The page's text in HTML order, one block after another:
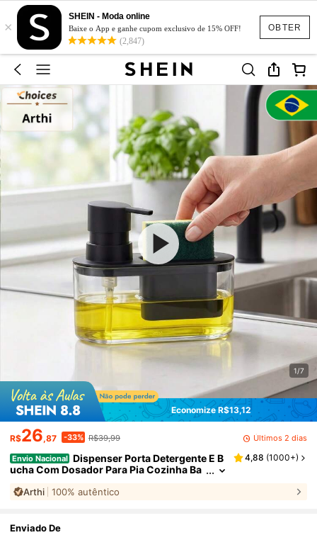
OBTER
×
SHEIN - Moda online
Baixe o App e ganhe cupom exclusivo de 15% OFF!
(2,847)
1/7
Economize R$13,12
R$26,87 -33% R$39,99 Últimos 2 dias
Envio Nacional Dispenser Porta Detergente E B
ucha Com Dosador Para Pia Cozinha Ba
4,88 (1000+)
Arthi 100% autêntico
Enviado De